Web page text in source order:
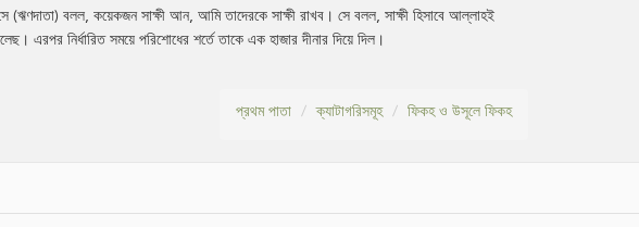
বলল, কয়েকজন সাক্ষী আন, আমি তাদেরকে সাক্ষী রাখব। সে বলল, সাক্ষী হিসাবে আল্লাহই
নির্ধারিত সময়ে পরিশোধের শর্তে তাকে এক হাজার দীনার দিয়ে দিল।
প্রথম পাতা ক্যাটাগরিসমূহ ফিকহ ও উসূলে ফিকহ